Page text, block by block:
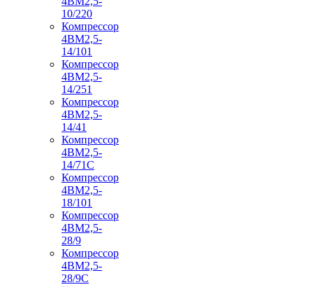
10/220
Компрессор
4ВМ2,5-
14/101
Компрессор
4ВМ2,5-
14/251
Компрессор
4ВМ2,5-
14/41
Компрессор
4ВМ2,5-
14/71C
Компрессор
4ВМ2,5-
18/101
Компрессор
4ВМ2,5-
28/9
Компрессор
4ВМ2,5-
28/9С